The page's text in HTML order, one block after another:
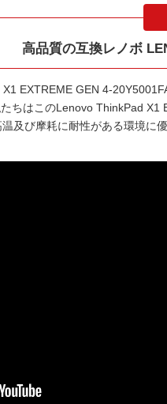
高品質の互換レノボ
EXTREME GEN 4-
ちはこのLenovo ThinkPad X1
及び摩耗に耐性がある環境